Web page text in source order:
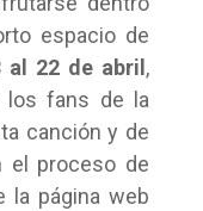
espacio de
al 22 de abril ,
fans de la
canción y de
el proceso de
la página web